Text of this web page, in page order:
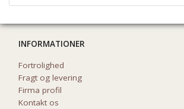
INFORMATIONER
Fortrolighed
Fragt og levering
Firma profil
Kontakt os